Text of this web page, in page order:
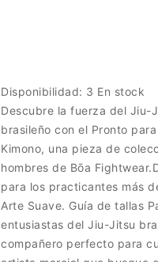
Disponibilidad: 3 En stock
Descubre la fuerza del Jiu-
brasileño con el Pronto
Kimono, una pieza de
hombres de Bōa
para los practicantes más
Arte Suave. Guía de tallas
entusiastas del Jiu-Jitsu
compañero perfecto para